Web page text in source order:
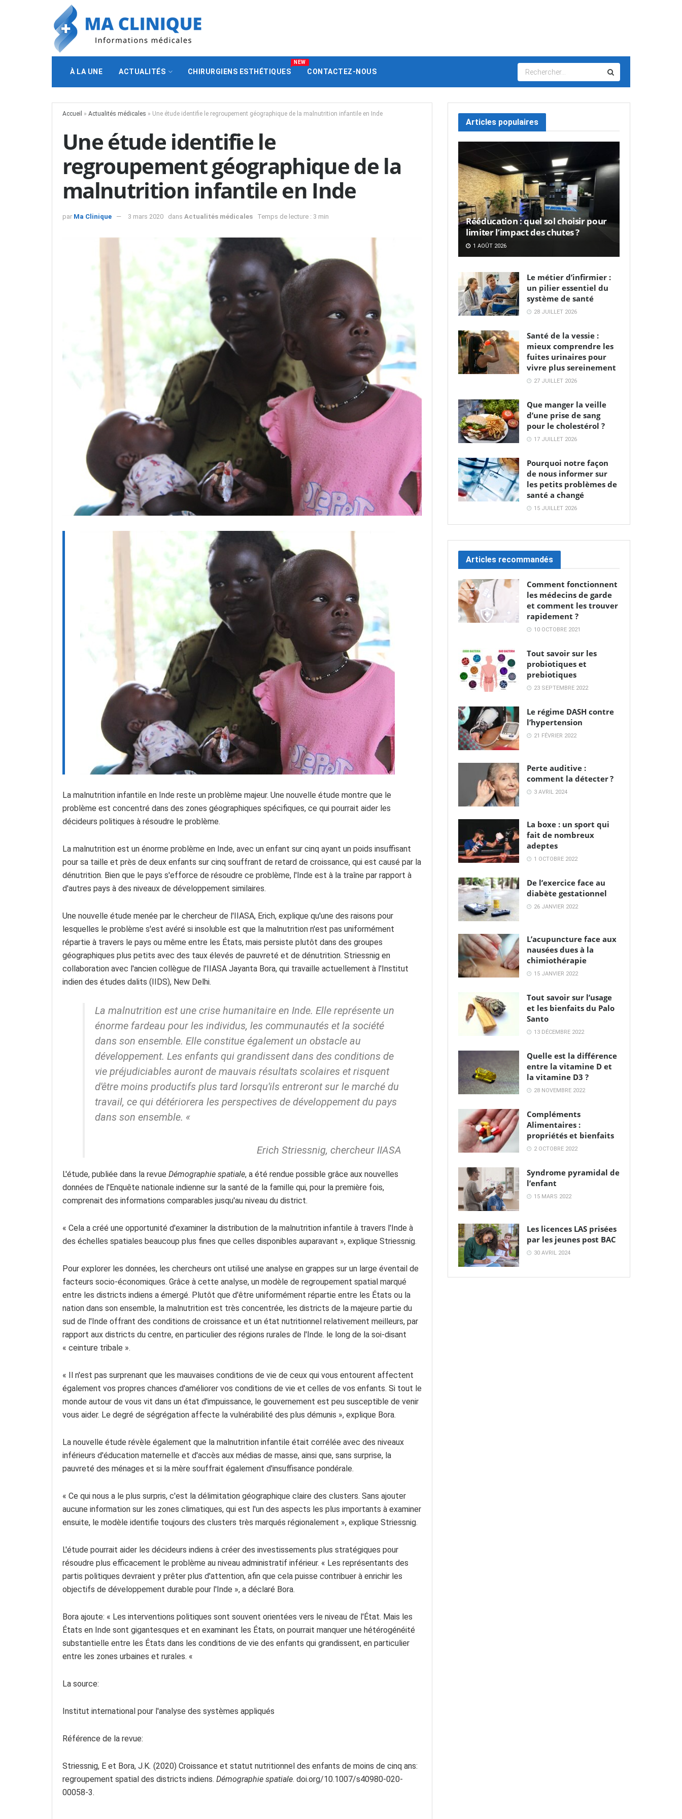
À LA UNE ACTUALITÉS CHIRURGIENS ESTHÉTIQUES
NEW
CONTACTEZ-NOUS
Accueil » Actualités médicales » Une étude identifie le regroupement géographique de la malnutrition infantile en Inde
Une étude identifie le
regroupement géographique de la
malnutrition infantile en Inde
par Ma Clinique 3 mars 2020 dans Actualités médicales Temps de lecture : 3 min
La malnutrition infantile en Inde reste un problème majeur. Une nouvelle étude montre que le
problème est concentré dans des zones géographiques spécifiques, ce qui pourrait aider les
décideurs politiques à résoudre le problème.
La malnutrition est un énorme problème en Inde, avec un enfant sur cinq ayant un poids insuffisant
pour sa taille et près de deux enfants sur cinq souffrant de retard de croissance, qui est causé par la
dénutrition. Bien que le pays s'efforce de résoudre ce problème, l'Inde est à la traîne par rapport à
d'autres pays à des niveaux de développement similaires.
Une nouvelle étude menée par le chercheur de l'IIASA, Erich, explique qu'une des raisons pour
lesquelles le problème s'est avéré si insoluble est que la malnutrition n'est pas uniformément
répartie à travers le pays ou même entre les États, mais persiste plutôt dans des groupes
géographiques plus petits avec des taux élevés de pauvreté et de dénutrition. Striessnig en
collaboration avec l'ancien collègue de l'IIASA Jayanta Bora, qui travaille actuellement à l'Institut
indien des études dalits (IIDS), New Delhi.
La malnutrition est une crise humanitaire en Inde. Elle représente un
énorme fardeau pour les individus, les communautés et la société
dans son ensemble. Elle constitue également un obstacle au
développement. Les enfants qui grandissent dans des conditions de
vie préjudiciables auront de mauvais résultats scolaires et risquent
d'être moins productifs plus tard lorsqu'ils entreront sur le marché du
travail, ce qui détériorera les perspectives de développement du pays
dans son ensemble. «
Erich Striessnig, chercheur IIASA
L'étude, publiée dans la revue Démographie spatiale, a été rendue possible grâce aux nouvelles
données de l'Enquête nationale indienne sur la santé de la famille qui, pour la première fois,
comprenait des informations comparables jusqu'au niveau du district.
« Cela a créé une opportunité d'examiner la distribution de la malnutrition infantile à travers l'Inde à
des échelles spatiales beaucoup plus fines que celles disponibles auparavant », explique Striessnig.
Pour explorer les données, les chercheurs ont utilisé une analyse en grappes sur un large éventail de
facteurs socio-économiques. Grâce à cette analyse, un modèle de regroupement spatial marqué
entre les districts indiens a émergé. Plutôt que d'être uniformément répartie entre les États ou la
nation dans son ensemble, la malnutrition est très concentrée, les districts de la majeure partie du
sud de l'Inde offrant des conditions de croissance et un état nutritionnel relativement meilleurs, par
rapport aux districts du centre, en particulier des régions rurales de l'Inde. le long de la soi-disant
« ceinture tribale ».
« Il n'est pas surprenant que les mauvaises conditions de vie de ceux qui vous entourent affectent
également vos propres chances d'améliorer vos conditions de vie et celles de vos enfants. Si tout le
monde autour de vous vit dans un état d'impuissance, le gouvernement est peu susceptible de venir
vous aider. Le degré de ségrégation affecte la vulnérabilité des plus démunis », explique Bora.
La nouvelle étude révèle également que la malnutrition infantile était corrélée avec des niveaux
inférieurs d'éducation maternelle et d'accès aux médias de masse, ainsi que, sans surprise, la
pauvreté des ménages et si la mère souffrait également d'insuffisance pondérale.
« Ce qui nous a le plus surpris, c'est la délimitation géographique claire des clusters. Sans ajouter
aucune information sur les zones climatiques, qui est l'un des aspects les plus importants à examiner
ensuite, le modèle identifie toujours des clusters très marqués régionalement », explique Striessnig.
L'étude pourrait aider les décideurs indiens à créer des investissements plus stratégiques pour
résoudre plus efficacement le problème au niveau administratif inférieur. « Les représentants des
partis politiques devraient y prêter plus d'attention, afin que cela puisse contribuer à enrichir les
objectifs de développement durable pour l'Inde », a déclaré Bora.
Bora ajoute: « Les interventions politiques sont souvent orientées vers le niveau de l'État. Mais les
États en Inde sont gigantesques et en examinant les États, on pourrait manquer une hétérogénéité
substantielle entre les États dans les conditions de vie des enfants qui grandissent, en particulier
entre les zones urbaines et rurales. «
La source:
Institut international pour l'analyse des systèmes appliqués
Référence de la revue:
Striessnig, E et Bora, J.K. (2020) Croissance et statut nutritionnel des enfants de moins de cinq ans:
regroupement spatial des districts indiens. Démographie spatiale. doi.org/10.1007/s40980-020-
00058-3.
Articles populaires
Rééducation : quel sol choisir pour
limiter l’impact des chutes ?
1 AOÛT 2026
Le métier d’infirmier :
un pilier essentiel du
système de santé
28 JUILLET 2026
Santé de la vessie :
mieux comprendre les
fuites urinaires pour
vivre plus sereinement
27 JUILLET 2026
Que manger la veille
d’une prise de sang
pour le cholestérol ?
17 JUILLET 2026
Pourquoi notre façon
de nous informer sur
les petits problèmes de
santé a changé
15 JUILLET 2026
Articles recommandés
Comment fonctionnent
les médecins de garde
et comment les trouver
rapidement ?
10 OCTOBRE 2021
Tout savoir sur les
probiotiques et
prebiotiques
23 SEPTEMBRE 2022
Le régime DASH contre
l’hypertension
21 FÉVRIER 2022
Perte auditive :
comment la détecter ?
3 AVRIL 2024
La boxe : un sport qui
fait de nombreux
adeptes
1 OCTOBRE 2022
De l’exercice face au
diabète gestationnel
26 JANVIER 2022
L’acupuncture face aux
nausées dues à la
chimiothérapie
15 JANVIER 2022
Tout savoir sur l’usage
et les bienfaits du Palo
Santo
13 DÉCEMBRE 2022
Quelle est la différence
entre la vitamine D et
la vitamine D3 ?
28 NOVEMBRE 2022
Compléments
Alimentaires :
propriétés et bienfaits
2 OCTOBRE 2022
Syndrome pyramidal de
l’enfant
15 MARS 2022
Les licences LAS prisées
par les jeunes post BAC
30 AVRIL 2024